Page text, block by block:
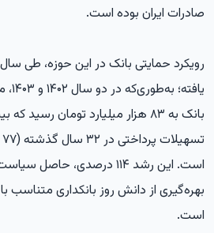
صادرات ایران بوده است.
رویکرد حمایتی بانک در این حوزه، طی
بانک به ۸۳ هزار میلیارد تومان
است. این رشد ۱۱۴ درصدی،
بهره‌گیری از دانش روز بانکداری متناسب
است.